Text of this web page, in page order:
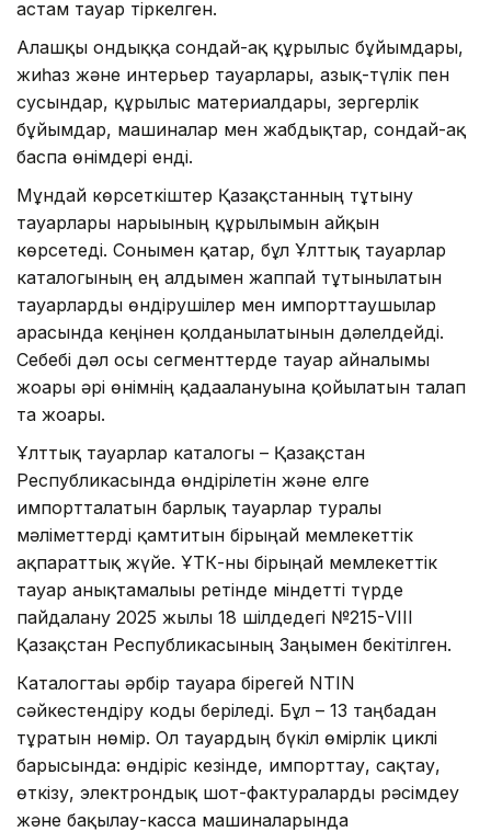
астам тауар тіркелген.
Алғашқы ондыққа сондай-ақ құрылыс бұйымдары,
жиһаз және интерьер тауарлары, азық-түлік пен
сусындар, құрылыс материалдары, зергерлік
бұйымдар, машиналар мен жабдықтар, сондай-ақ
баспа өнімдері енді.
Мұндай көрсеткіштер Қазақстанның тұтыну
тауарлары нарығының құрылымын айқын
көрсетеді. Сонымен қатар, бұл Ұлттық тауарлар
каталогының ең алдымен жаппай тұтынылатын
тауарларды өндірушілер мен импорттаушылар
арасында кеңінен қолданылатынын дәлелдейді.
Себебі дәл осы сегменттерде тауар айналымы
жоғары әрі өнімнің қадағалануына қойылатын талап
та жоғары.
Ұлттық тауарлар каталогы – Қазақстан
Республикасында өндірілетін және елге
импортталатын барлық тауарлар туралы
мәліметтерді қамтитын бірыңғай мемлекеттік
ақпараттық жүйе. ҰТК-ны бірыңғай мемлекеттік
тауар анықтамалығы ретінде міндетті түрде
пайдалану 2025 жылғы 18 шілдедегі №215-VIII
Қазақстан Республикасының Заңымен бекітілген.
Каталогтағы әрбір тауарға бірегей NTIN
сәйкестендіру коды беріледі. Бұл – 13 таңбадан
тұратын нөмір. Ол тауардың бүкіл өмірлік циклі
барысында: өндіріс кезінде, импорттау, сақтау,
өткізу, электрондық шот-фактураларды рәсімдеу
және бақылау-касса машиналарында